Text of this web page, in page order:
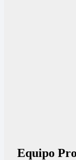
Equipo